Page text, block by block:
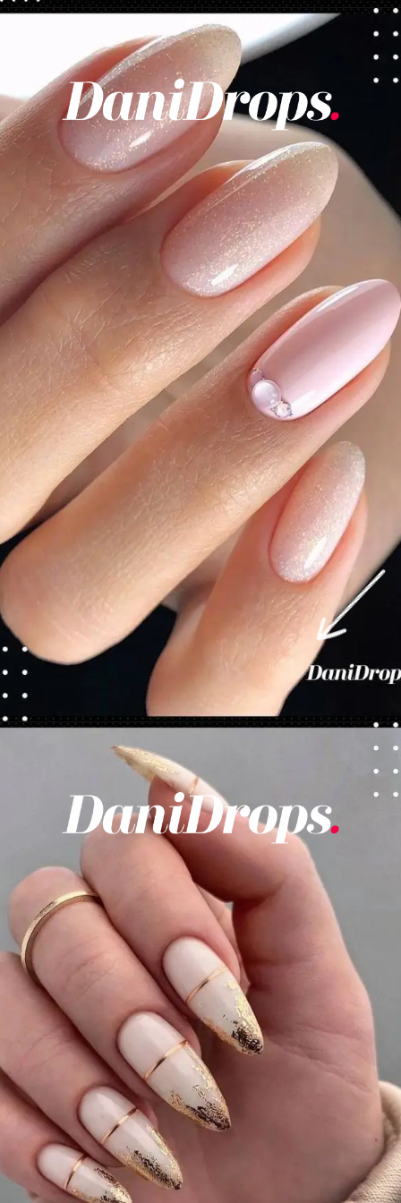
https://danidrops.com.br/category/tendencia-de-unhas/
https://danidrops.com.br/category/tendencia-de-unhas/